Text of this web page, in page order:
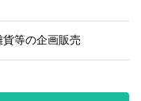
等の企画販売